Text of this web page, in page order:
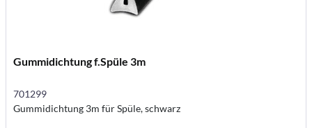
Gummidichtung f.Spüle 3m
701299
Gummidichtung 3m für Spüle, schwarz